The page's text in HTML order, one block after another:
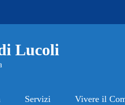
Lucoli
Servizi Vivere il